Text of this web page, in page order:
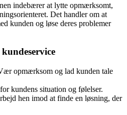
indebærer at lytte opmærksomt,
Det handler om at
kunden og løse deres problemer
opmærksom og lad kunden tale
kundens situation og følelser.
hen imod at finde en løsning, der